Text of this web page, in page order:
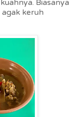
Biasanya
keruh